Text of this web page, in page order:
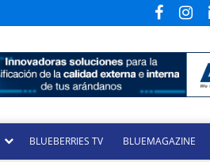
BLUEBERRIES TV BLUEMAGAZINE